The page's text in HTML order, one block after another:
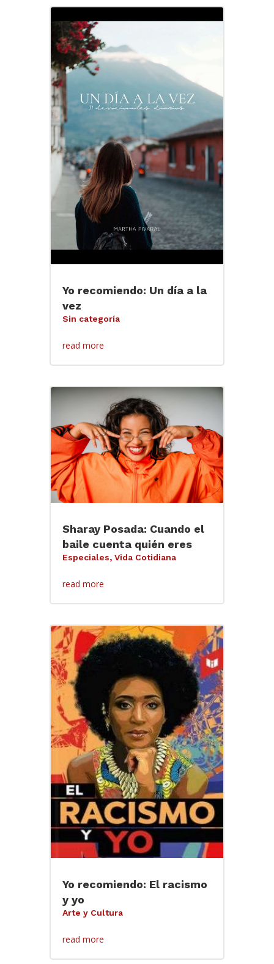
Yo recomiendo: Un día a la
vez
Sin categoría
read more
Sharay Posada: Cuando el
baile cuenta quién eres
Especiales, Vida Cotidiana
read more
Yo recomiendo: El racismo
y yo
Arte y Cultura
read more